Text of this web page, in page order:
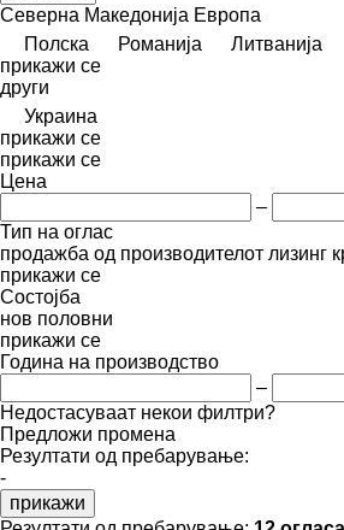
Северна Македонија Европа
Полска
Романија
Литванија
прикажи се
други
Украина
прикажи се
прикажи се
Цена
–
Тип на оглас
продажба од производителот лизинг
прикажи се
Состојба
нов половни
прикажи се
Година на производство
–
Недостасуваат некои филтри?
Предложи промена
Резултати од пребарување:
-
прикажи